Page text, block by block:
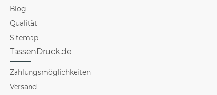
Blog
Qualität
Sitemap
TassenDruck.de
Zahlungsmöglichkeiten
Versand